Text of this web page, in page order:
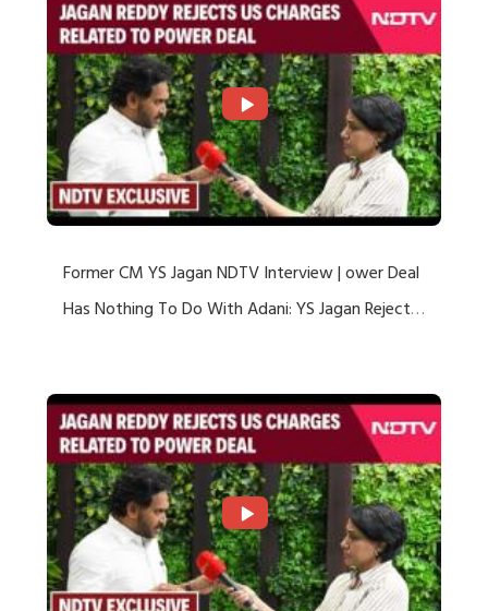
Former CM YS Jagan NDTV Interview | ower Deal
Has Nothing To Do With Adani: YS Jagan Rejects